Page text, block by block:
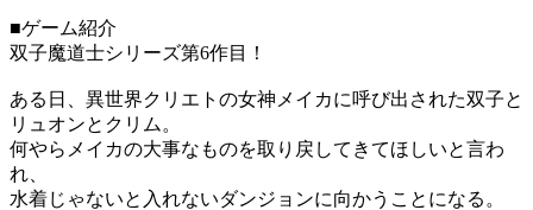
■ゲーム紹介
双子魔道士シリーズ第6作目！
ある日、異世界クリエトの女神メイカに呼び出された双子と
リュオンとクリム。
何やらメイカの大事なものを取り戻してきてほしいと言わ
れ、
水着じゃないと入れないダンジョンに向かうことになる。